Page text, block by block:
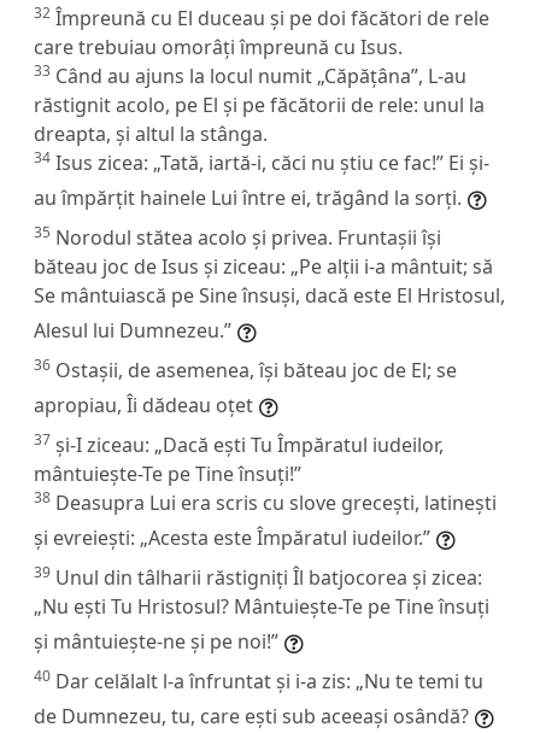
32 Împreună cu El duceau și pe doi făcători de rele
care trebuiau omorâți împreună cu Isus.
33 Când au ajuns la locul numit „Căpățâna”, L-au
răstignit acolo, pe El și pe făcătorii de rele: unul la
dreapta, și altul la stânga.
34 Isus zicea: „Tată, iartă-i, căci nu știu ce fac!” Ei și-
au împărțit hainele Lui între ei, trăgând la sorți.
35 Norodul stătea acolo și privea. Fruntașii își
băteau joc de Isus și ziceau: „Pe alții i-a mântuit; să
Se mântuiască pe Sine însuși, dacă este El Hristosul,
Alesul lui Dumnezeu.”
36 Ostașii, de asemenea, își băteau joc de El; se
apropiau, Îi dădeau oțet
37 și-I ziceau: „Dacă ești Tu Împăratul iudeilor,
mântuiește-Te pe Tine însuți!”
38 Deasupra Lui era scris cu slove grecești, latinești
și evreiești: „Acesta este Împăratul iudeilor.”
39 Unul din tâlharii răstigniți Îl batjocorea și zicea:
„Nu ești Tu Hristosul? Mântuiește-Te pe Tine însuți
și mântuiește-ne și pe noi!”
40 Dar celălalt l-a înfruntat și i-a zis: „Nu te temi tu
de Dumnezeu, tu, care ești sub aceeași osândă?